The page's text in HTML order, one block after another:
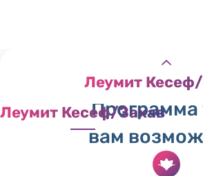
Леумит
Леумит Кесеф/Захав
Программа
вам